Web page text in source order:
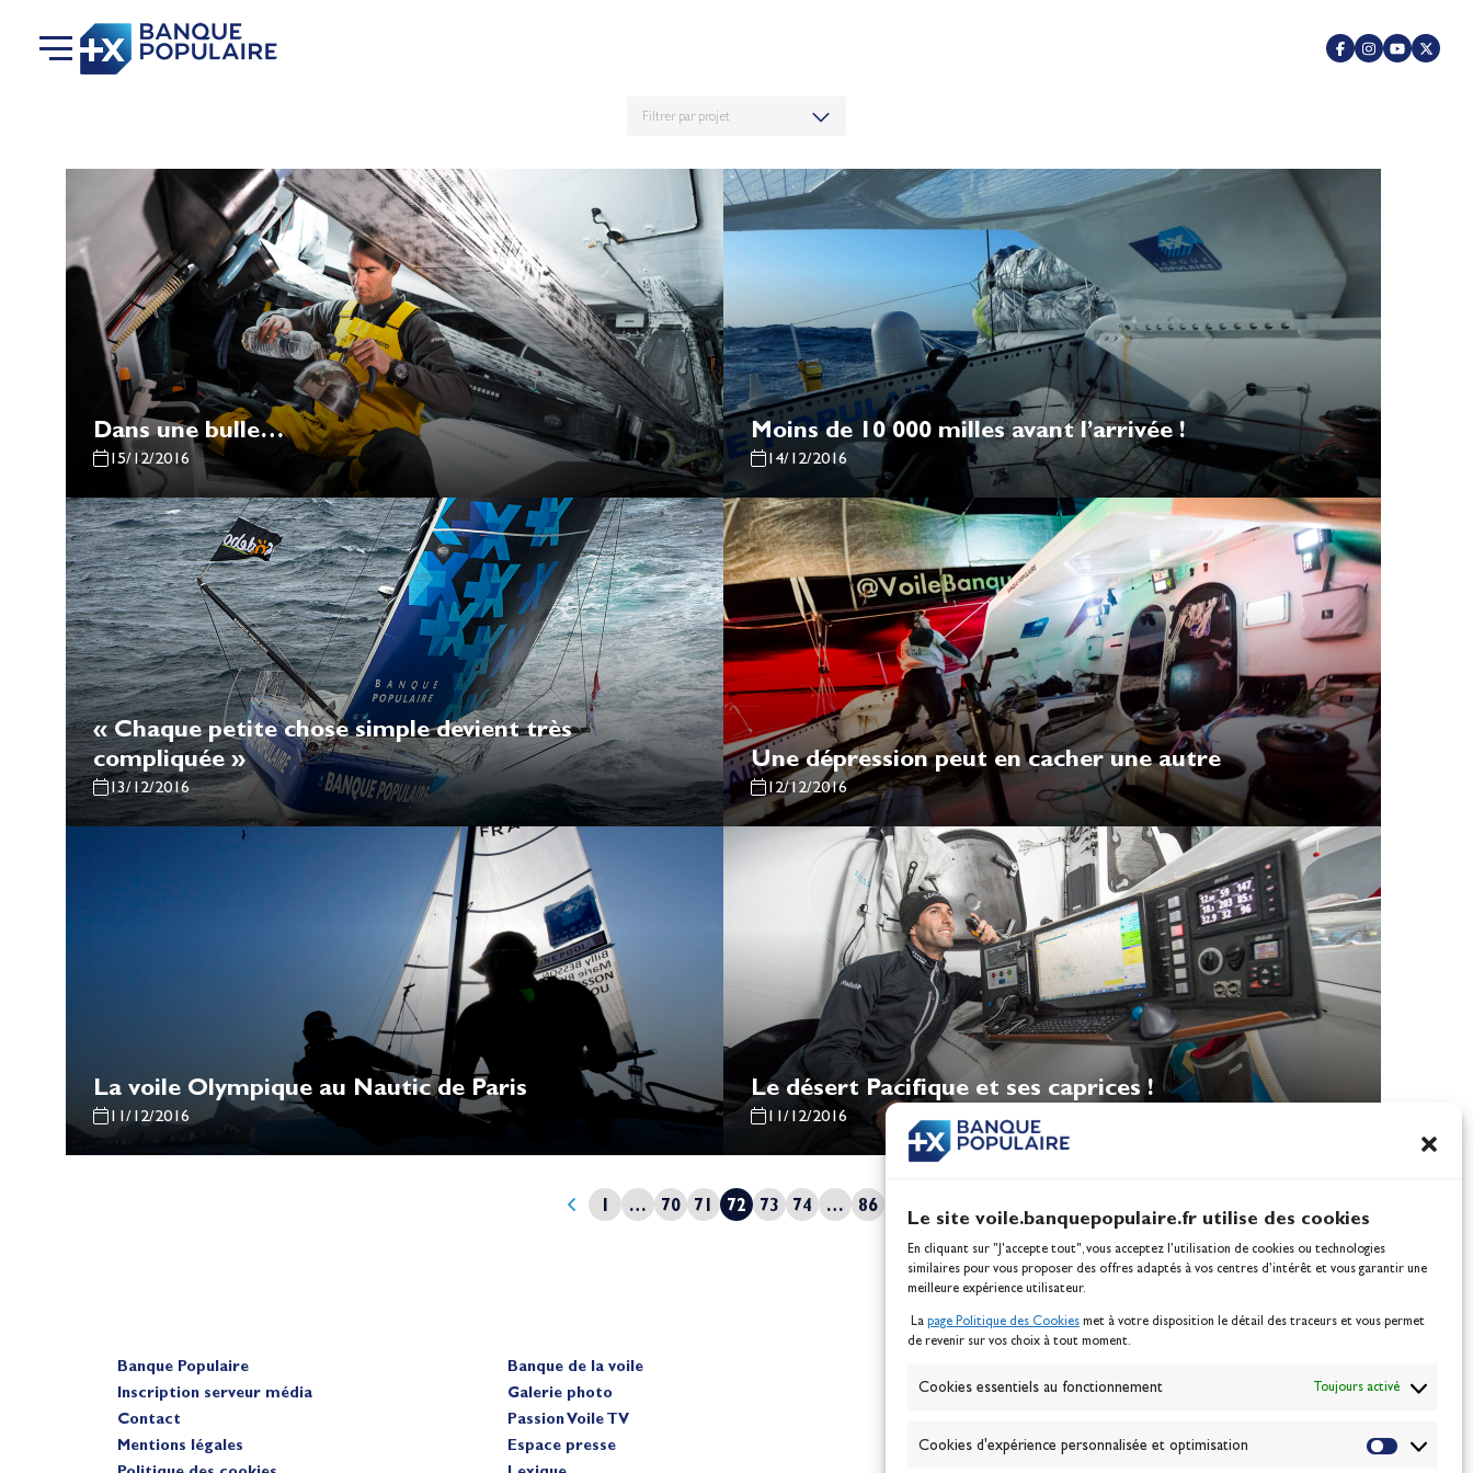
Le site voile.banquepopulaire.fr utilise des cookies
En cliquant sur "J'accepte tout", vous acceptez l’utilisation de cookies ou technologies
similaires pour vous proposer des offres adaptés à vos centres d’intérêt et vous garantir une
meilleure expérience utilisateur.
La page Politique des Cookies met à votre disposition le détail des traceurs et vous permet
de revenir sur vos choix à tout moment.
Cookies essentiels au fonctionnement Toujours activé
Cookies d'expérience personnalisée et optimisation
Dans une bulle…
15/12/2016
Moins de 10 000 milles avant l’arrivée !
14/12/2016
« Chaque petite chose simple devient très
compliquée »
13/12/2016
Une dépression peut en cacher une autre
12/12/2016
La voile Olympique au Nautic de Paris
11/12/2016
Le désert Pacifique et ses caprices !
11/12/2016
1 … 70 71 72 73 74 … 86
Banque Populaire
Inscription serveur média
Contact
Mentions légales
Banque de la voile
Galerie photo
Passion Voile TV
Espace presse
ABONNEZ-VOUS